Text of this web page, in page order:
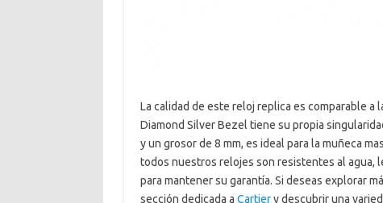
La calidad de este reloj replica es comparable a
Diamond Silver Bezel tiene su propia
y un grosor de 8 mm, es ideal para la muñeca
todos nuestros relojes son resistentes al agua,
para mantener su garantía. Si deseas explorar
sección dedicada a Cartiery descubrir una